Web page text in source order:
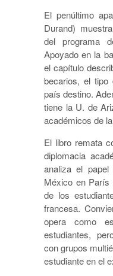
El penúltimo
Durand)
del programa
Apoyado en la
el capítulo
becarios, el
país destino.
tiene la U. de
académicos de
El libro remata
diplomacia
analiza el
México en
de los
francesa.
opera como
estudiantes,
con grupos
estudiante en el